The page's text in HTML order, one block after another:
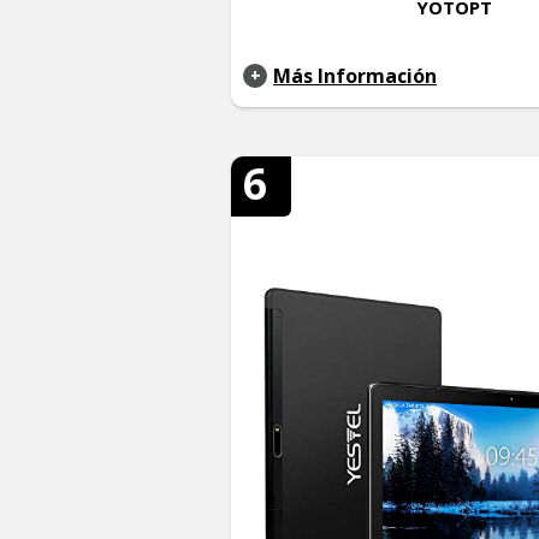
YOTOPT
Más Información
6